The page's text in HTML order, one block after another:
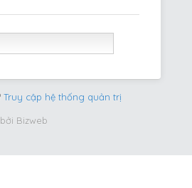
Truy cập hệ thống quản trị
Bizweb